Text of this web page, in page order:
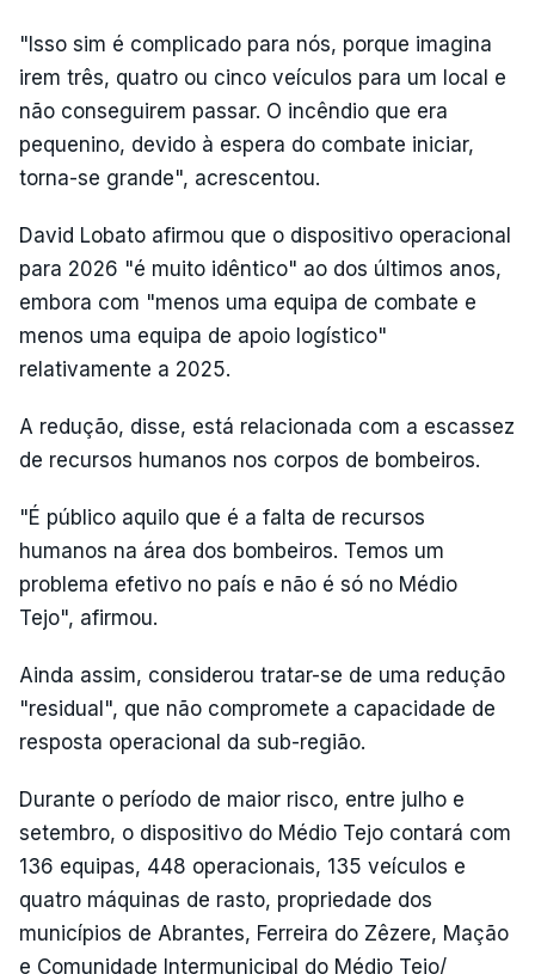
"Isso sim é complicado para nós, porque imagina
irem três, quatro ou cinco veículos para um local e
não conseguirem passar. O incêndio que era
pequenino, devido à espera do combate iniciar,
torna-se grande", acrescentou.
David Lobato afirmou que o dispositivo operacional
para 2026 "é muito idêntico" ao dos últimos anos,
embora com "menos uma equipa de combate e
menos uma equipa de apoio logístico"
relativamente a 2025.
A redução, disse, está relacionada com a escassez
de recursos humanos nos corpos de bombeiros.
"É público aquilo que é a falta de recursos
humanos na área dos bombeiros. Temos um
problema efetivo no país e não é só no Médio
Tejo", afirmou.
Ainda assim, considerou tratar-se de uma redução
"residual", que não compromete a capacidade de
resposta operacional da sub-região.
Durante o período de maior risco, entre julho e
setembro, o dispositivo do Médio Tejo contará com
136 equipas, 448 operacionais, 135 veículos e
quatro máquinas de rasto, propriedade dos
municípios de Abrantes, Ferreira do Zêzere, Mação
e Comunidade Intermunicipal do Médio Tejo/